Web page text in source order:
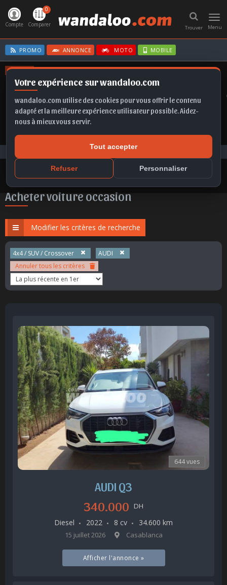
Votre expérience sur wandaloo.com
wandaloo.com utilise des cookies pour vous offrir le contenu
adapté et la meilleure expérience utilisateur possible. Aidez-
nous à mieux vous servir.
Tout accepter
Refuser Personnaliser
Menu
Trouver
Compte
0
Comparer
PROMO ANNONCE MOTO MOBILE
OFFRES
TAIGO FABIA GRANDLAND CLIO E-TECH
Voiture Occasion Maroc Acheter Audi occasion au Maroc
Acheter voiture occasion
Modifier les critères de recherche
4x4 / SUV / Crossover
AUDI
Annuler tous les critères
644 vues
AUDI Q3
340.000 DH
Diesel 2022 8 cv 34.600 km
15 juillet 2026 Casablanca
Afficher l'annonce »